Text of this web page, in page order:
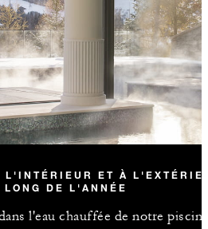
L'INTÉRIEUR ET À
LONG DE L'ANNÉE
l'eau chauffée de notre